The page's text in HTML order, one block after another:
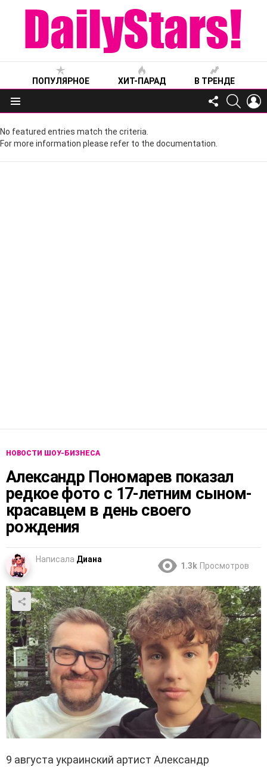
ПОПУЛЯРНОЕ ХИТ-ПАРАД В ТРЕНДЕ
Меню
FOLLOW
US
No featured entries match the criteria.
For more information please refer to the documentation.
НОВОСТИ ШОУ-БИЗНЕСА
Александр Пономарев показал
редкое фото с 17-летним сыном-
красавцем в день своего
рождения
Написала Диана
1.3k Просмотров
9 августа украинский артист Александр